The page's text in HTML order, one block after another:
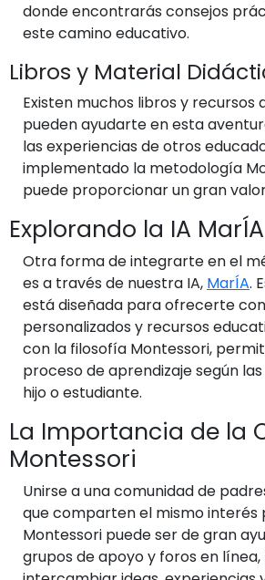
donde encontrarás consejos
este camino educativo.
Libros y Material
Existen muchos libros y recursos
pueden ayudarte en esta
las experiencias de otros
implementado la metodología
puede proporcionar un gran
Explorando la IA MarÍA
Otra forma de integrarte en el
es a través de nuestra IA, MarÍA.
está diseñada para ofrecerte
personalizados y recursos
con la filosofía Montessori,
proceso de aprendizaje según
hijo o estudiante.
La Importancia de la
Montessori
Unirse a una comunidad de
que comparten el mismo interés
Montessori puede ser de gran
grupos de apoyo y foros en línea,